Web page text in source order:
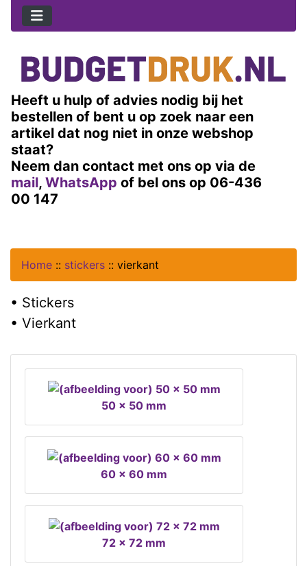
Heeft u hulp of advies nodig bij het
bestellen of bent u op zoek naar een
artikel dat nog niet in onze webshop
staat?
Neem dan contact met ons op via de
mail, WhatsApp of bel ons op 06-436
00 147
Home :: stickers :: vierkant
• Stickers
• Vierkant
50 x 50 mm
60 x 60 mm
72 x 72 mm